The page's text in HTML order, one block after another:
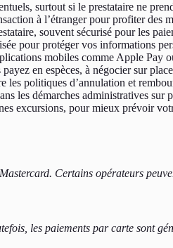
surtout si le prestataire ne
à l’étranger pour profiter des
souvent sécurisé pour les
pour protéger vos informations
mobiles comme Apple Pay
en espèces, à négocier sur
les politiques d’annulation et
les démarches administratives sur
excursions, pour mieux prévoir
Certains opérateurs
les paiements par carte sont